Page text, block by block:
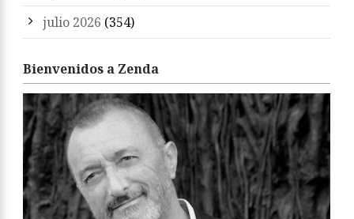
julio 2026 (354)
Bienvenidos a Zenda